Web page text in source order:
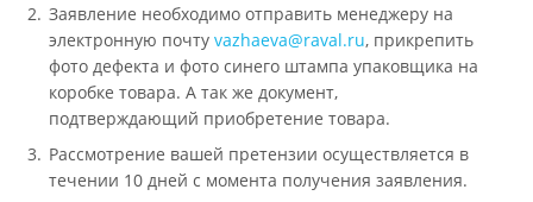
Заявление необходимо отправить менеджеру на
электронную почту vazhaeva@raval.ru, прикрепить
фото дефекта и фото синего штампа упаковщика на
коробке товара. А так же документ,
подтверждающий приобретение товара.
Рассмотрение вашей претензии осуществляется в
течении 10 дней с момента получения заявления.